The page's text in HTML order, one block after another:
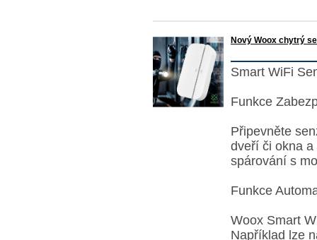
Nový Woox chytrý
Smart WiFi
Funkce
Připevněte
dveří či okna
spárování s
Funkce
Woox Smart
Například lze